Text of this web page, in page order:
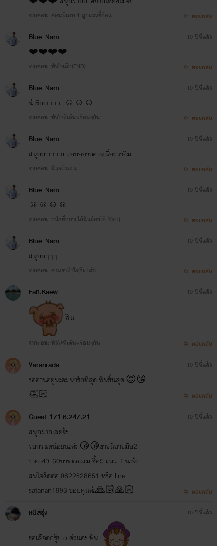
จากตอน: ตอนพิเศษ 1 ลูกแมวขี้อ้อน ตอบกลับ
Blue_Nam
❤️❤️❤️❤️
จากตอน: หัวใจเสือ(END)
10 ปีที่แล้ว
ตอบกลับ
Blue_Nam
น่ารักกกกกก ☺️☺️☺️
จากตอน: หัวใจที่เต้นพร้อมๆกัน
10 ปีที่แล้ว
ตอบกลับ
Blue_Nam
สนุกกกกกกก แอบอยากอ่านเรื่องวาคิม
จากตอน: ฉันจะไม่ทน
10 ปีที่แล้ว
ตอบกลับ
Blue_Nam
☺️☺️☺️☺️
จากตอน: อะไรที่อยากได้ฉันต้องได้ 2(จบ)
10 ปีที่แล้ว
ตอบกลับ
Blue_Nam
สนุกกๆๆๆ
จากตอน: ตามหาหัวใจ(รึเปล่า)
10 ปีที่แล้ว
ตอบกลับ
Fah.Kaew
ฟิน
จากตอน: หัวใจที่เต้นพร้อมๆกัน
10 ปีที่แล้ว
ตอบกลับ
Varanrada
รออ่านอยู่นะคะ น่ารักที่สุด ฟินขั้นสุด 😍😘
👏🏻
10 ปีที่แล้ว
ตอบกลับ
Guest_171.6.247.21
สนุกมากเลยจ้ะ
รบกวนหน่อยนะค่ะ 😘😘ขายนิยายมือ2
ราคา40-60บาทต่อเล่ม ซื้อ5 แถม 1 นะจ้ะ
สนใจติดต่อ 0622628651 หรือ line
satanan1993 ขอบคุนค่ะ🙏🏻🙏🏻
10 ปีที่แล้ว
ตอบกลับ
หมีสีรุ่ง
ขอเลือดกรุ๊ป o ด่วนค่ะ ฟิน
10 ปีที่แล้ว